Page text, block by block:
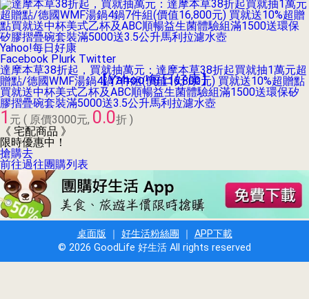
Yahoo!每日好康
Facebook Plurk Twitter
【Yahoo!每日好康】
達摩本草38折起，買就抽萬元：達摩本草38折起買就抽1萬元超
贈點/德國WMF湯鍋4鍋7件組(價值16,800元) 買就送10%超贈點
買就送中杯美式乙杯及ABC順暢益生菌體驗組滿1500送環保矽
膠摺疊碗套裝滿5000送3.5公升馬利拉濾水壺
1 元 ( 原價3000元, 0.0折 )
《 宅配商品 》
限時優惠中！
搶購去
前往過往團購列表
桌面版 ｜ 好生活粉絲團 ｜ APP下載
© 2026 GoodLife 好生活 All rights reserved